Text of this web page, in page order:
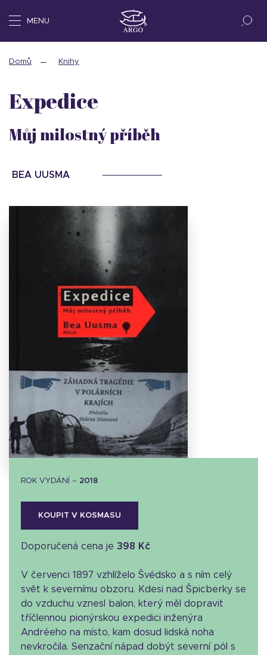
MENU
Domů Knihy
Expedice
Můj milostný příběh
BEA UUSMA
ROK VYDÁNÍ – 2018
KOUPIT V KOSMASU
Doporučená cena je 398 Kč
V červenci 1897 vzhlíželo Švédsko a s ním celý
svět k severnímu obzoru. Kdesi nad Špicberky se
do vzduchu vznesl balon, který měl dopravit
tříčlennou pionýrskou expedici inženýra
Andréeho na místo, kam dosud lidská noha
nevkročila. Senzační nápad dobýt severní pól s